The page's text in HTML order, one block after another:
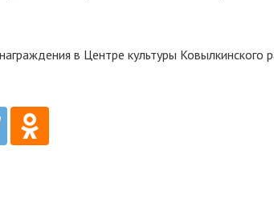
в Центре культуры Ковылкинского